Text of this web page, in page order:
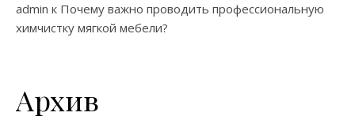
admin к Почему важно проводить профессиональную
химчистку мягкой мебели?
Архив